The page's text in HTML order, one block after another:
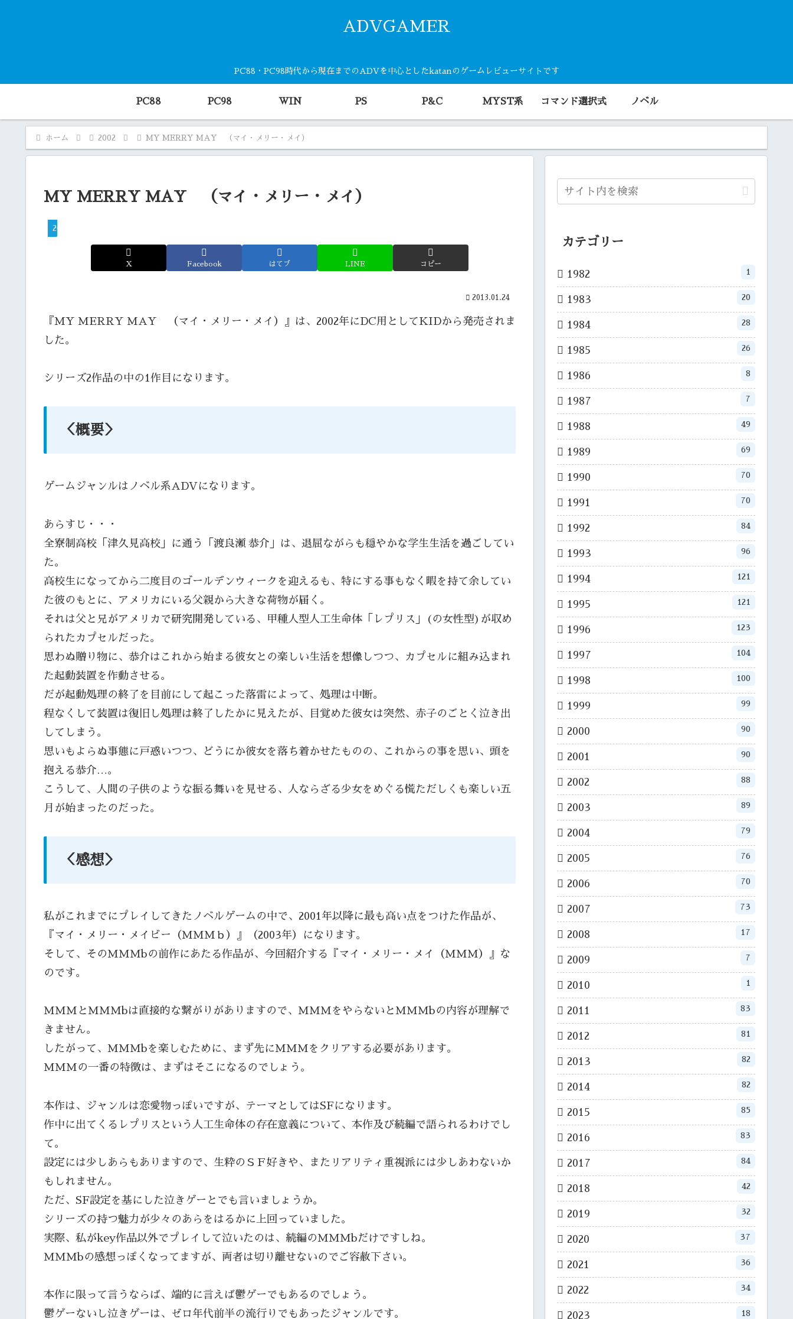
ADVGAMER
PC88・PC98時代から現在までのADVを中心としたkatanのゲームレビューサイトです
PC88 PC98 WIN PS P&C MYST系 コマンド選択式 ノベル
ホーム 2002 MY MERRY MAY （マイ・メリー・メイ）
MY MERRY MAY （マイ・メリー・メイ）
2002
X Facebook はてブ LINE コピー
2013.01.24
『MY MERRY MAY （マイ・メリー・メイ）』は、2002年にDC用としてKIDから発売されま
した。
シリーズ2作品の中の1作目になります。
＜概要＞
ゲームジャンルはノベル系ADVになります。
あらすじ・・・
全寮制高校「津久見高校」に通う「渡良瀬 恭介」は、退屈ながらも穏やかな学生生活を過ごしてい
た。
高校生になってから二度目のゴールデンウィークを迎えるも、特にする事もなく暇を持て余してい
た彼のもとに、アメリカにいる父親から大きな荷物が届く。
それは父と兄がアメリカで研究開発している、甲種人型人工生命体「レプリス」(の女性型)が収め
られたカプセルだった。
思わぬ贈り物に、恭介はこれから始まる彼女との楽しい生活を想像しつつ、カプセルに組み込まれ
た起動装置を作動させる。
だが起動処理の終了を目前にして起こった落雷によって、処理は中断。
程なくして装置は復旧し処理は終了したかに見えたが、目覚めた彼女は突然、赤子のごとく泣き出
してしまう。
思いもよらぬ事態に戸惑いつつ、どうにか彼女を落ち着かせたものの、これからの事を思い、頭を
抱える恭介…。
こうして、人間の子供のような振る舞いを見せる、人ならざる少女をめぐる慌ただしくも楽しい五
月が始まったのだった。
＜感想＞
私がこれまでにプレイしてきたノベルゲームの中で、2001年以降に最も高い点をつけた作品が、
『マイ・メリー・メイビー（MMMｂ）』（2003年）になります。
そして、そのMMMbの前作にあたる作品が、今回紹介する『マイ・メリー・メイ（MMM）』な
のです。
MMMとMMMbは直接的な繋がりがありますので、MMMをやらないとMMMbの内容が理解で
きません。
したがって、MMMbを楽しむために、まず先にMMMをクリアする必要があります。
MMMの一番の特徴は、まずはそこになるのでしょう。
本作は、ジャンルは恋愛物っぽいですが、テーマとしてはSFになります。
作中に出てくるレプリスという人工生命体の存在意義について、本作及び続編で語られるわけでし
て。
設定には少しあらもありますので、生粋のＳＦ好きや、またリアリティ重視派には少しあわないか
もしれません。
ただ、SF設定を基にした泣きゲーとでも言いましょうか。
シリーズの持つ魅力が少々のあらをはるかに上回っていました。
実際、私がkey作品以外でプレイして泣いたのは、続編のMMMbだけですしね。
MMMbの感想っぽくなってますが、両者は切り離せないのでご容赦下さい。
本作に限って言うならば、端的に言えば鬱ゲーでもあるのでしょう。
鬱ゲーないし泣きゲーは、ゼロ年代前半の流行りでもあったジャンルです。
カテゴリー
1982 1
1983 20
1984 28
1985 26
1986 8
1987 7
1988 49
1989 69
1990 70
1991 70
1992 84
1993 96
1994 121
1995 121
1996 123
1997 104
1998 100
1999 99
2000 90
2001 90
2002 88
2003 89
2004 79
2005 76
2006 70
2007 73
2008 17
2009 7
2010 1
2011 83
2012 81
2013 82
2014 82
2015 85
2016 83
2017 84
2018 42
2019 32
2020 37
2021 36
2022 34
2023 18